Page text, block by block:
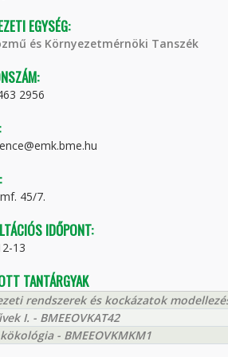
EGYSÉG:
és Környezetmérnöki Tanszék
2956
45/7.
IDŐPONT:
13
TANTÁRGYAK
rendszerek és kockázatok
I. - BMEEOVKAT42
- BMEEOVKMKM1